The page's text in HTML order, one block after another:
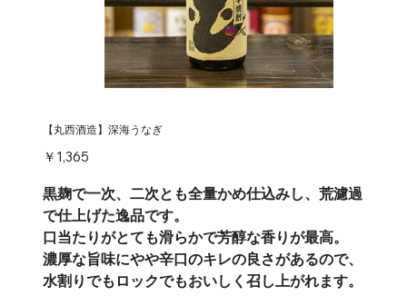
【丸西酒造】深海うなぎ
価￥1,365
黒麹で一次、二次とも全量かめ仕込みし、荒濾過
で仕上げた逸品です。
口当たりがとても滑らかで芳醇な香りが最高。
濃厚な旨味にやや辛口のキレの良さがあるので、
水割りでもロックでもおいしく召し上がれます。